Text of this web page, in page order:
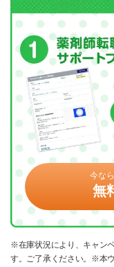
今な
無
※在庫状況により、キャン
す。ご了承ください。※本